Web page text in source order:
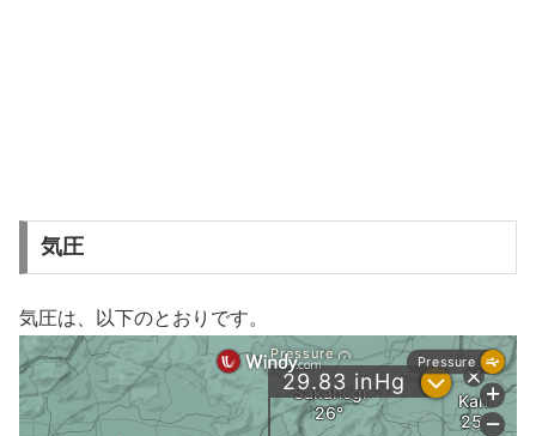
気圧
気圧は、以下のとおりです。